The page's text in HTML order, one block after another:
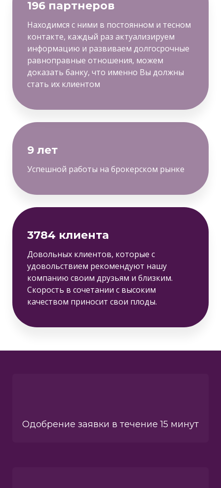
196 партнеров
Находимся с ними в постоянном и тесном
контакте, каждый раз актуализируем
информацию и развиваем долгосрочные
равноправные отношения, можем
доказать банку, что именно Вы должны
стать их клиентом
9 лет
Успешной работы на брокерском рынке
3784 клиента
Довольных клиентов, которые с
удовольствием рекомендуют нашу
компанию своим друзьям и близким.
Скорость в сочетании с высоким
качеством приносит свои плоды.
Одобрение заявки в течение 15 минут